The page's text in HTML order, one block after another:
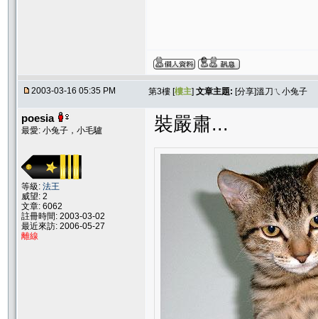
2003-03-16 05:35 PM 第3樓 [樓主] 文章主題: [分享]溫刀ㄟ小兔子
poesia
最愛: 小兔子，小毛驢
等級: 法王
威望: 2
文章: 6062
註冊時間: 2003-03-02
最近來訪: 2006-05-27
離線
裝嚴肅...